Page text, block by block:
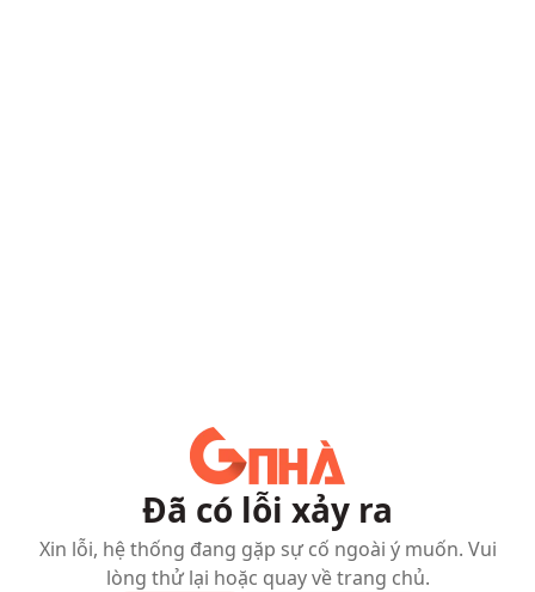
Đã có lỗi xảy ra
Xin lỗi, hệ thống đang gặp sự cố ngoài ý muốn. Vui
lòng thử lại hoặc quay về trang chủ.